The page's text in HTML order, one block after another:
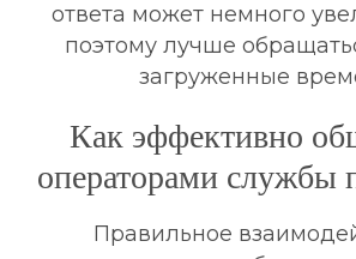
ответа может немного
поэтому лучше
загруженные
Как эффективно
операторами службы
Правильное